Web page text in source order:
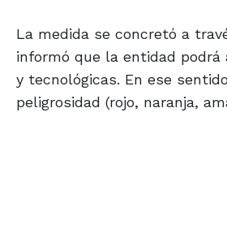
La medida se concretó a
informó que la entidad podrá
y tecnológicas. En ese
peligrosidad (rojo, naranja,